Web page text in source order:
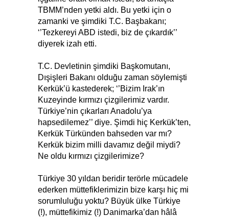
TBMM’nden yetki aldı. Bu yetki için o
zamanki ve şimdiki T.C. Başbakanı;
‘’Tezkereyi ABD istedi, biz de çıkardık’’
diyerek izah etti.
T.C. Devletinin şimdiki Başkomutanı,
Dışişleri Bakanı olduğu zaman söylemişti
Kerkük’ü kastederek; ‘’Bizim Irak’ın
Kuzeyinde kırmızı çizgilerimiz vardır.
Türkiye’nin çıkarları Anadolu’ya
hapsedilemez’’ diye. Şimdi hiç Kerkük’ten,
Kerkük Türkünden bahseden var mı?
Kerkük bizim milli davamız değil miydi?
Ne oldu kırmızı çizgilerimize?
Türkiye 30 yıldan beridir terörle mücadele
ederken müttefiklerimizin bize karşı hiç mi
sorumluluğu yoktu? Büyük ülke Türkiye
(!), müttefikimiz (!) Danimarka’dan hâlâ